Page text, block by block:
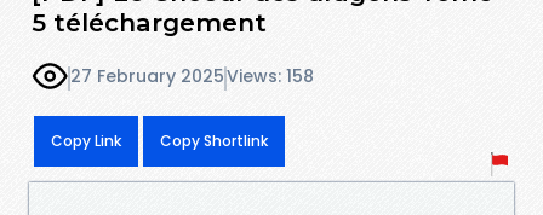
5 téléchargement
27 February 2025Views: 158
Copy Link Copy Shortlink